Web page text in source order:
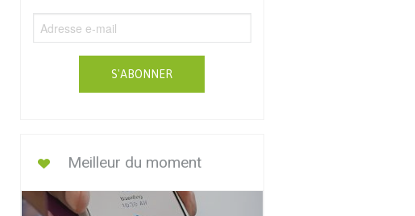
S'ABONNER
Meilleur du moment